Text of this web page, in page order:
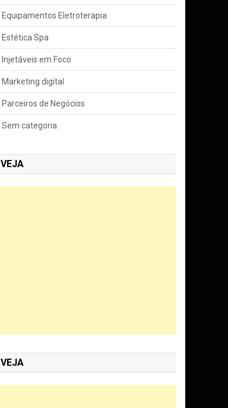
Equipamentos Eletroterapia
Estética Spa
Injetáveis em Foco
Marketing digital
Parceiros de Negócios
Sem categoria
VEJA
VEJA